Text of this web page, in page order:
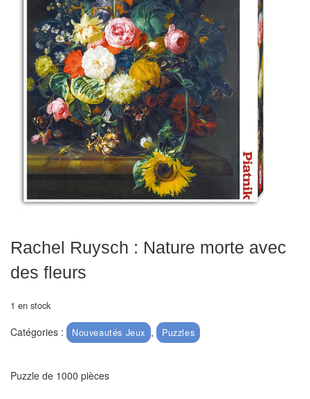
de
voyage
Echiquiers
électroniques
Echiquiers
clubs
Pièces
Ecoles
&
Echiquiers
muraux/Plein
Pendules
pour
Rachel Ruysch : Nature morte avec
des fleurs
1 en stock
Catégories : Nouveautés Jeux , Puzzles
Puzzle de 1000 pièces